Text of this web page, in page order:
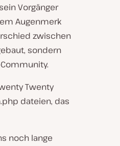
Vorgänger
Augenmerk
zwischen
sondern
Twenty
dateien, das
noch lange